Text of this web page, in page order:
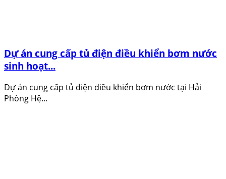
Dự án cung cấp tủ điện điều khiển bơm nước
sinh hoạt...
Dự án cung cấp tủ điện điều khiển bơm nước tại Hải
Phòng Hệ...